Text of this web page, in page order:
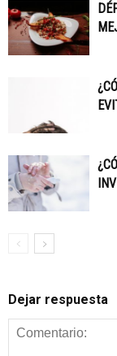
Dejar respuesta